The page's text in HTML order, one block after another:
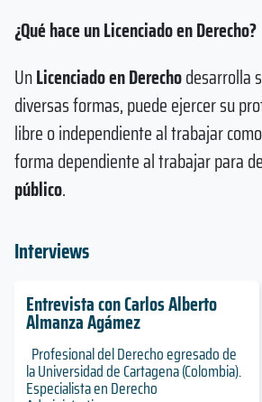
¿Qué hace un Licenciado en Derecho?
UnLicenciado en Derechodesarrolla
diversas formas, puede ejercer su
libre o independiente al trabajar como
forma dependiente al trabajar para
público.
Interviews
Entrevista con Carlos Alberto
Almanza Agámez
Profesional del Derecho egresado de
la Universidad de Cartagena (Colombia).
Especialista en Derecho